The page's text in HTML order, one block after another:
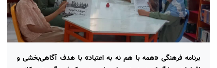
برنامه فرهنگی «همه با هم نه به اعتیاد» با هدف آگاهی‌بخشی و